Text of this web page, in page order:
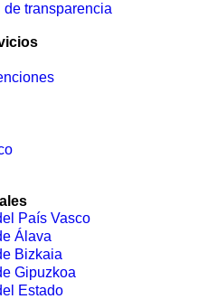
de transparencia
País Vasco
Álava
Bizkaia
Gipuzkoa
Estado